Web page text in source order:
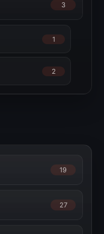
3
1
2
19
27